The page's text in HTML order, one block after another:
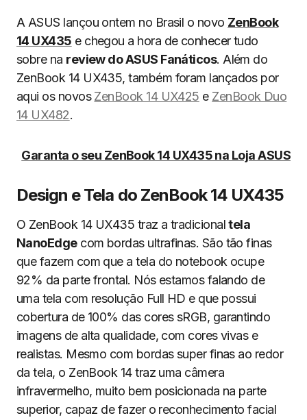
A ASUS lançou ontem no Brasil o novo ZenBook
14 UX435 e chegou a hora de conhecer tudo
sobre na review do ASUS Fanáticos. Além do
ZenBook 14 UX435, também foram lançados por
aqui os novosZenBook 14 UX425 e ZenBook Duo
14 UX482.
Garanta o seu ZenBook 14 UX435 na Loja ASUS
Design e Tela do ZenBook 14 UX435
O ZenBook 14 UX435 traz a tradicionaltela
NanoEdgecom bordas ultrafinas. São tão finas
que fazem com que a tela do notebook ocupe
92% da parte frontal. Nós estamos falando de
uma tela com resolução Full HD e que possui
cobertura de 100% das cores sRGB, garantindo
imagens de alta qualidade, com cores vivas e
realistas. Mesmo com bordas super finas ao redor
da tela, o ZenBook 14 traz uma câmera
infravermelho, muito bem posicionada na parte
superior, capaz de fazer o reconhecimento facial